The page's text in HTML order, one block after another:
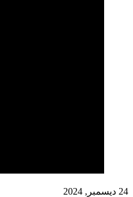
24 ديسمبر, 2024